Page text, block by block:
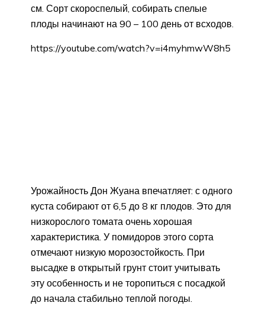
см. Сорт скороспелый, собирать спелые
плоды начинают на 90 – 100 день от всходов.
https://youtube.com/watch?v=i4myhmwW8h5
Урожайность Дон Жуана впечатляет: с одного
куста собирают от 6,5 до 8 кг плодов. Это для
низкорослого томата очень хорошая
характеристика. У помидоров этого сорта
отмечают низкую морозостойкость. При
высадке в открытый грунт стоит учитывать
эту особенность и не торопиться с посадкой
до начала стабильно теплой погоды.